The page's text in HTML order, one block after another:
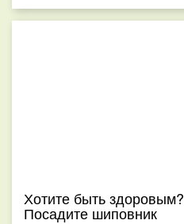
Хотите быть здоровым?
Посадите шиповник